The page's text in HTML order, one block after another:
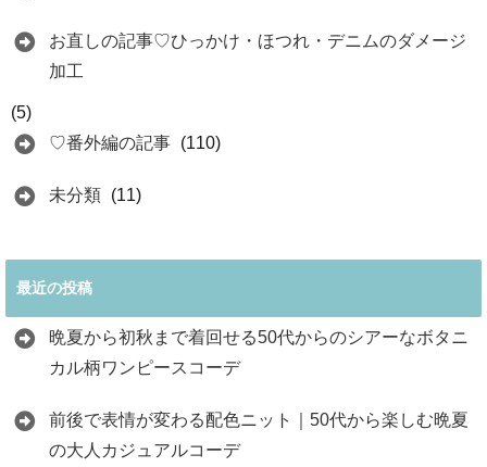
お直しの記事♡ひっかけ・ほつれ・デニムのダメージ
加工
(5)
♡番外編の記事 (110)
未分類 (11)
最近の投稿
晩夏から初秋まで着回せる50代からのシアーなボタニ
カル柄ワンピースコーデ
前後で表情が変わる配色ニット｜50代から楽しむ晩夏
の大人カジュアルコーデ